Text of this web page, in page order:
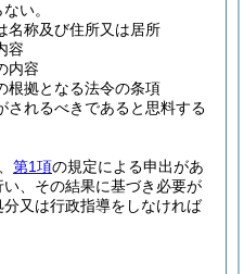
い。
名称及び住所又は居所
容
内容
根拠となる法令の条項
されるべきであると思料する
第1項の規定による申出があ
、その結果に基づき必要が
又は行政指導をしなければ